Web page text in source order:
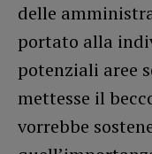
delle
portato alla
potenziali aree
mettesse il
vorrebbe